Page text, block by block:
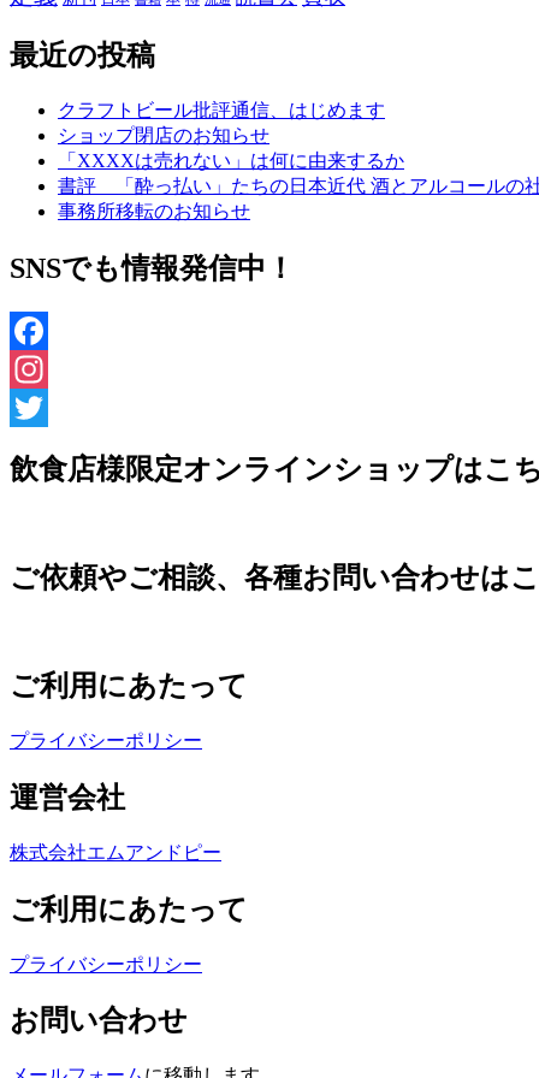
最近の投稿
クラフトビール批評通信、はじめます
ショップ閉店のお知らせ
「XXXXは売れない」は何に由来するか
書評 「酔っ払い」たちの日本近代 酒とアルコールの
事務所移転のお知らせ
SNSでも情報発信中！
Facebook
Instagram
飲食店様限定オンラインショップはこ
ご依頼やご相談、各種お問い合わせは
ご利用にあたって
プライバシーポリシー
運営会社
株式会社エムアンドピー
ご利用にあたって
プライバシーポリシー
お問い合わせ